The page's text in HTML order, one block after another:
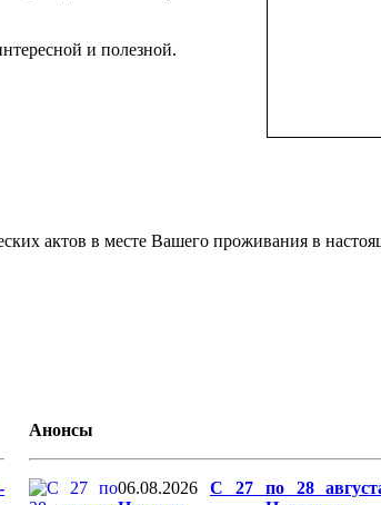
и полезной.
актов в месте Вашего проживания в
Анонсы
06.08.2026
С 27 по 28